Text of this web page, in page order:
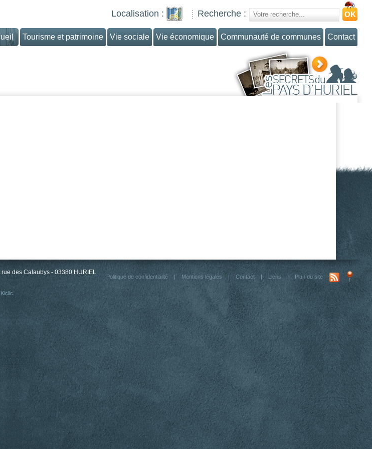
Tourisme et patrimoine Vie sociale Vie économique Communauté de communes Contact
Localisation : Recherche :
des Calaubys - 03380 HURIEL
Politique de confidentialité | Mentions légales | Contact | Liens | Plan du site